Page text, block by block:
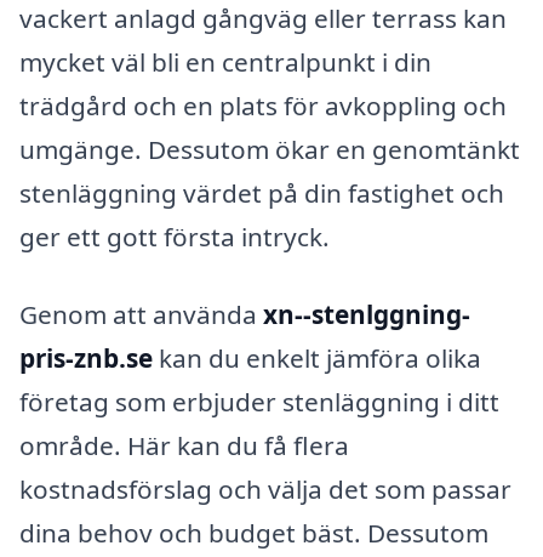
vackert anlagd gångväg eller terrass kan
mycket väl bli en centralpunkt i din
trädgård och en plats för avkoppling och
umgänge. Dessutom ökar en genomtänkt
stenläggning värdet på din fastighet och
ger ett gott första intryck.
Genom att använda xn--stenlggning-
pris-znb.se kan du enkelt jämföra olika
företag som erbjuder stenläggning i ditt
område. Här kan du få flera
kostnadsförslag och välja det som passar
dina behov och budget bäst. Dessutom